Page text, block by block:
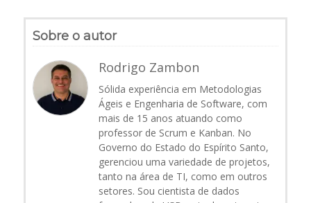
Sobre o autor
Rodrigo Zambon
Sólida experiência em Metodologias
Ágeis e Engenharia de Software, com
mais de 15 anos atuando como
professor de Scrum e Kanban. No
Governo do Estado do Espírito Santo,
gerenciou uma variedade de projetos,
tanto na área de TI, como em outros
setores. Sou cientista de dados